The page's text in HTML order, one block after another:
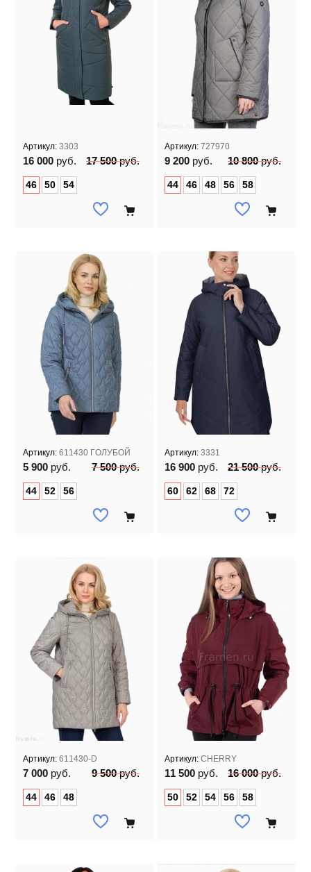
Артикул: 3303
16 000 руб. 17 500руб.
46 50 54
Артикул: 727970
9 200 руб. 10 800руб.
44 46 48 56 58
Артикул: 611430 ГОЛУБОЙ
5 900 руб. 7 500руб.
44 52 56
Артикул: 3331
16 900 руб. 21 500руб.
60 62 68 72
Артикул: 611430-D
7 000 руб. 9 500руб.
44 46 48
Артикул: CHERRY
11 500 руб. 16 000руб.
50 52 54 56 58